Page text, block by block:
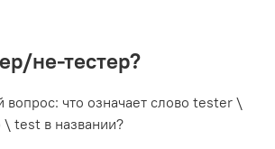
не-тестер?
вопрос: что означает слово tester \
\ test в названии?